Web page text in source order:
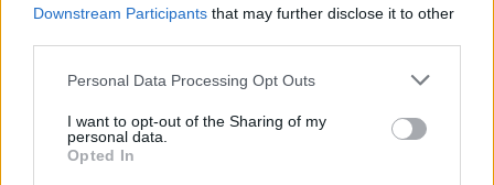
Downstream Participants that may further disclose it to other
Personal Data Processing Opt Outs
I want to opt-out of the Sharing of my
personal data.
Opted In
Δανάη Μπάρκα: Η αποστομωτική
απάντηση με χιούμορ για το σχόλιο
περί πλαστικής στο Instagram